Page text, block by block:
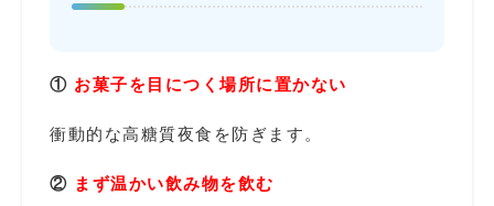
① お菓子を目につく場所に置かない
衝動的な高糖質夜食を防ぎます。
② まず温かい飲み物を飲む